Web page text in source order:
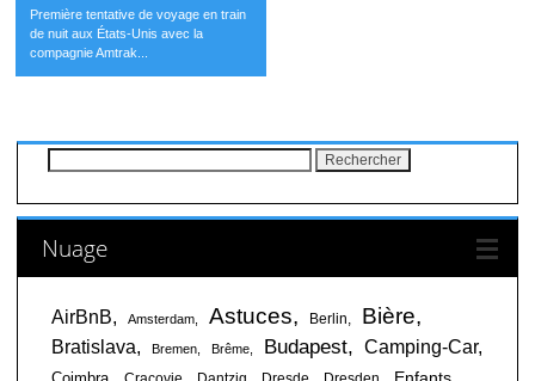
Première tentative de voyage en train
de nuit aux États-Unis avec la
compagnie Amtrak...
Nuage
AirBnB Amsterdam Astuces Berlin Bière
Bratislava Bremen Brême Budapest Camping-Car